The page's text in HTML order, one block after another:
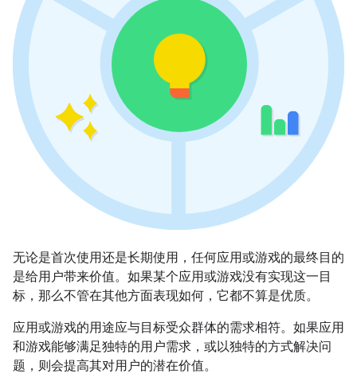
无论是首次使用还是长期使用，任何应用或游戏的最终目的
是给用户带来价值。如果某个应用或游戏没有实现这一目
标，那么不管在其他方面表现如何，它都不算是优质。
应用或游戏的用途应与目标受众群体的需求相符。如果应用
和游戏能够满足独特的用户需求，或以独特的方式解决问
题，则会提高其对用户的潜在价值。